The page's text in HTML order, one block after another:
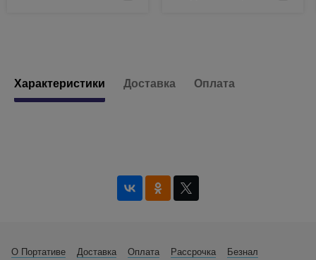
Характеристики Доставка Оплата
О Портативе Доставка Оплата Рассрочка
Безнал